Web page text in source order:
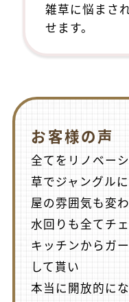
雑草に悩まさ
せます。
お客様の声
全てをリノベー
草でジャングル
屋の雰囲気も変
水回りも全てチ
キッチンからガ
して貰い
本当に開放的に